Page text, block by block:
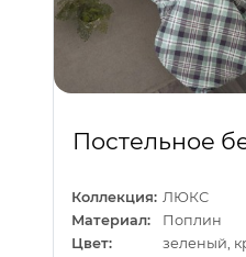
Постельное
Коллекция: ЛЮКС
Материал:
Поплин
Цвет:
зеленый,